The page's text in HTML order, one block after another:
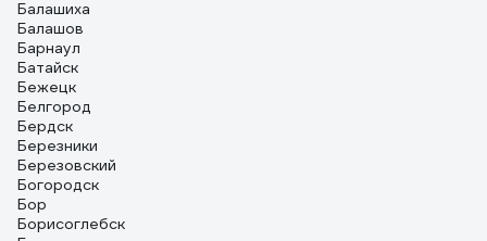
Балашиха
Балашов
Барнаул
Батайск
Бежецк
Белгород
Бердск
Березники
Березовский
Богородск
Бор
Борисоглебск